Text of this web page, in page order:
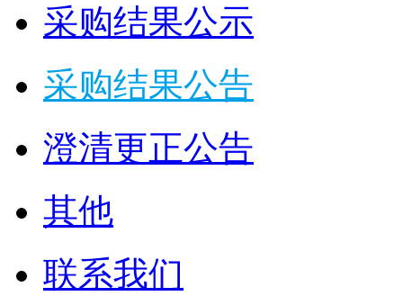
采购结果公示
采购结果公告
澄清更正公告
其他
联系我们